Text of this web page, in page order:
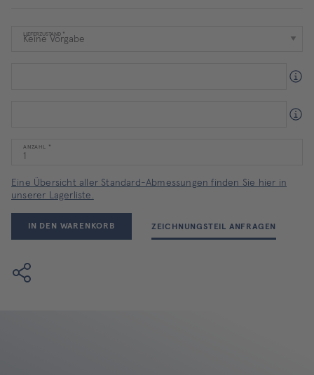
LIEFERZUSTAND
ANZAHL
Eine Übersicht aller Standard-Abmessungen finden Sie hier in
unserer Lagerliste.
IN DEN WARENKORB ZEICHNUNGSTEIL ANFRAGEN